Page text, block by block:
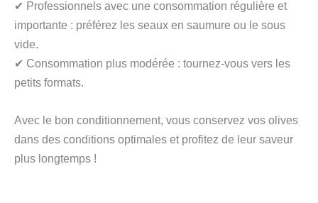
✔ Professionnels avec une consommation régulière et
importante : préférez les seaux en saumure ou le sous
vide.
✔ Consommation plus modérée : tournez-vous vers les
petits formats.
Avec le bon conditionnement, vous conservez vos olives
dans des conditions optimales et profitez de leur saveur
plus longtemps !